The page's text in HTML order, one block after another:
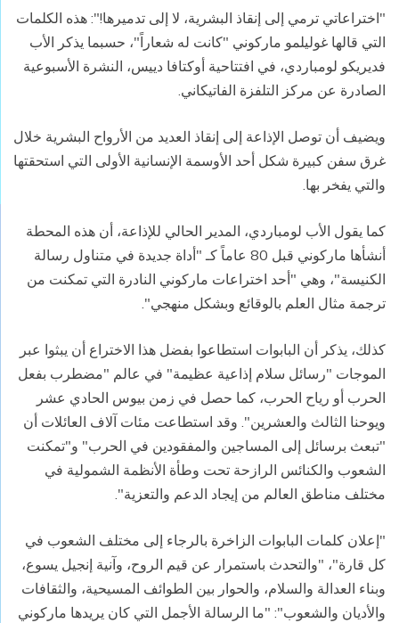
"اختراعاتي ترمي إلى إنقاذ البشرية، لا إلى تدميرها!": هذه الكلمات
التي قالها غوليلمو ماركوني "كانت له شعاراً"، حسبما يذكر الأب
فديريكو لومباردي، في افتتاحية أوكتافا دييس، النشرة الأسبوعية
الصادرة عن مركز التلفزة الفاتيكاني.
ويضيف أن توصل الإذاعة إلى إنقاذ العديد من الأرواح البشرية خلال
غرق سفن كبيرة شكل أحد الأوسمة الإنسانية الأولى التي استحقتها
والتي يفخر بها.
كما يقول الأب لومباردي، المدير الحالي للإذاعة، أن هذه المحطة
أنشأها ماركوني قبل 80 عاماً كـ "أداة جديدة في متناول رسالة
الكنيسة"، وهي "أحد اختراعات ماركوني النادرة التي تمكنت من
ترجمة مثال العلم بالوقائع وبشكل منهجي".
كذلك، يذكر أن البابوات استطاعوا بفضل هذا الاختراع أن يبثوا عبر
الموجات "رسائل سلام إذاعية عظيمة" في عالم "مضطرب بفعل
الحرب أو رياح الحرب، كما حصل في زمن بيوس الحادي عشر
ويوحنا الثالث والعشرين". وقد استطاعت مئات آلاف العائلات أن
"تبعث برسائل إلى المساجين والمفقودين في الحرب" و"تمكنت
الشعوب والكنائس الرازحة تحت وطأة الأنظمة الشمولية في
مختلف مناطق العالم من إيجاد الدعم والتعزية".
"إعلان كلمات البابوات الزاخرة بالرجاء إلى مختلف الشعوب في
كل قارة"، "والتحدث باستمرار عن قيم الروح، وآنية إنجيل يسوع،
وبناء العدالة والسلام، والحوار بين الطوائف المسيحية، والثقافات
والأديان والشعوب": "ما الرسالة الأجمل التي كان يريدها ماركوني